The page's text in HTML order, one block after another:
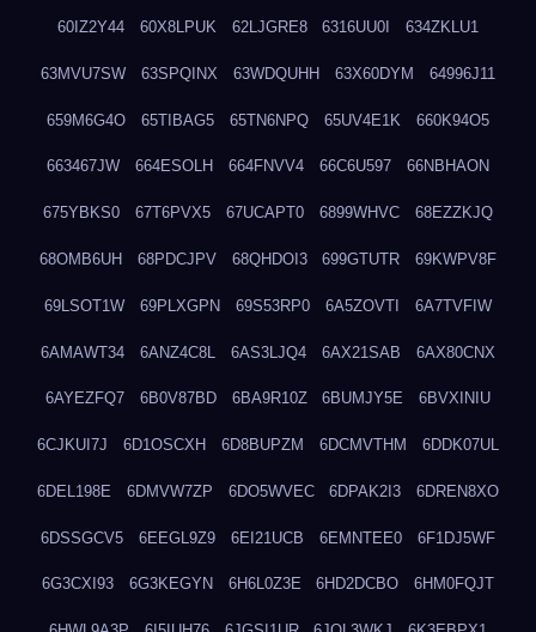
60IZ2Y44 60X8LPUK 62LJGRE8 6316UU0I 634ZKLU1
63MVU7SW 63SPQINX 63WDQUHH 63X60DYM 64996J11
659M6G4O 65TIBAG5 65TN6NPQ 65UV4E1K 660K94O5
663467JW 664ESOLH 664FNVV4 66C6U597 66NBHAON
675YBKS0 67T6PVX5 67UCAPT0 6899WHVC 68EZZKJQ
68OMB6UH 68PDCJPV 68QHDOI3 699GTUTR 69KWPV8F
69LSOT1W 69PLXGPN 69S53RP0 6A5ZOVTI 6A7TVFIW
6AMAWT34 6ANZ4C8L 6AS3LJQ4 6AX21SAB 6AX80CNX
6AYEZFQ7 6B0V87BD 6BA9R10Z 6BUMJY5E 6BVXINIU
6CJKUI7J 6D1OSCXH 6D8BUPZM 6DCMVTHM 6DDK07UL
6DEL198E 6DMVW7ZP 6DO5WVEC 6DPAK2I3 6DREN8XO
6DSSGCV5 6EEGL9Z9 6EI21UCB 6EMNTEE0 6F1DJ5WF
6G3CXI93 6G3KEGYN 6H6L0Z3E 6HD2DCBO 6HM0FQJT